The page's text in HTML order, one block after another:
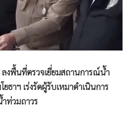
งพื้นที่ตรวจเยี่ยมสถานการณ์น้ำ
ธาฯ เร่งรัดผู้รับเหมาดำเนินการ
ท่วมถาวร